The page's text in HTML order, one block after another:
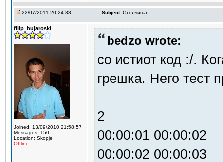
22/07/2011 20:24:38 Subject: Столчиња
filip_bujaroski
Joined: 13/09/2010 21:58:57
Messages: 150
Location: Skopje
Offline
bedzo wrote:
со истиот код :/.
грешка. Него тест
2
00:00:01 00:00:02
00:00:02 00:00:03